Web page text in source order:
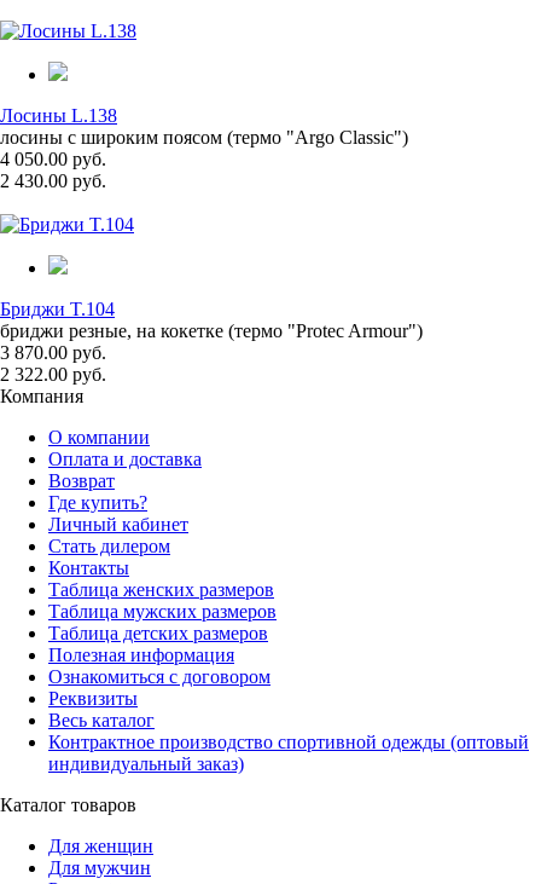
Лосины L.138
лосины с широким поясом (термо "Argo Classic")
4 050.00 руб.
2 430.00 руб.
Бриджи T.104
бриджи резные, на кокетке (термо "Protec Armour")
3 870.00 руб.
2 322.00 руб.
Компания
О компании
Оплата и доставка
Возврат
Где купить?
Личный кабинет
Стать дилером
Контакты
Таблица женских размеров
Таблица мужских размеров
Таблица детских размеров
Полезная информация
Ознакомиться с договором
Реквизиты
Весь каталог
Контрактное производство спортивной одежды (оптовый
индивидуальный заказ)
Каталог товаров
Для женщин
Для мужчин